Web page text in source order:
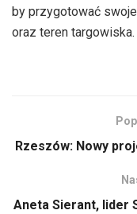
by przygotować
oraz teren targowiska.
Rzeszów: Nowy
Aneta Sierant, lider